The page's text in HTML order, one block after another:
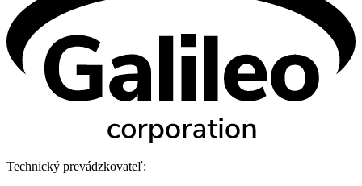
Technický prevádzkovateľ: